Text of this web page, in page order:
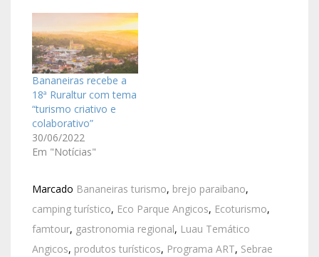
Bananeiras recebe a
18ª Ruraltur com tema
“turismo criativo e
colaborativo”
30/06/2022
Em "Notícias"
Marcado Bananeiras turismo, brejo paraibano,
camping turístico, Eco Parque Angicos, Ecoturismo,
famtour, gastronomia regional, Luau Temático
Angicos, produtos turísticos, Programa ART, Sebrae